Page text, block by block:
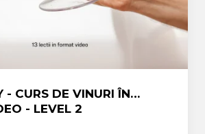
- CURS DE VINURI ÎN
- LEVEL 2